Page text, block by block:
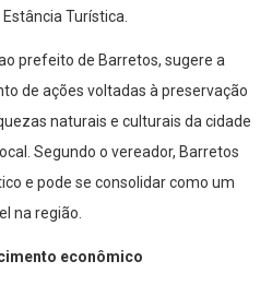
de ações voltadas à preservação
naturais e culturais da cidade
Segundo o vereador, Barretos
e pode se consolidar como um
na região.